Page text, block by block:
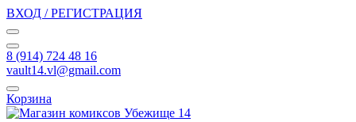
ВХОД / РЕГИСТРАЦИЯ
8 (914) 724 48 16
vault14.vl@gmail.com
Корзина